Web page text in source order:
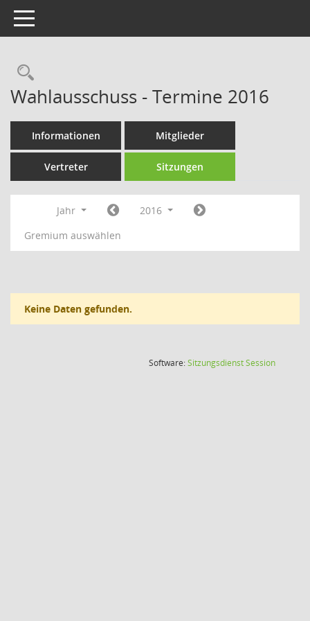
Toggle navigation
Rechercheauswahl
Wahlausschuss - Termine 2016
Informationen Mitglieder
Vertreter Sitzungen
Jahr
2016
Gremium auswählen
Keine Daten gefunden.
Software:SitzungsdienstSession(Wird in